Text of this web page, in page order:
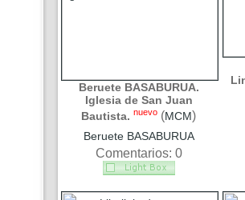
Beruete BASABURUA.
Iglesia de San Juan
Bautista. nuevo (MCM)
Beruete BASABURUA
Comentarios: 0